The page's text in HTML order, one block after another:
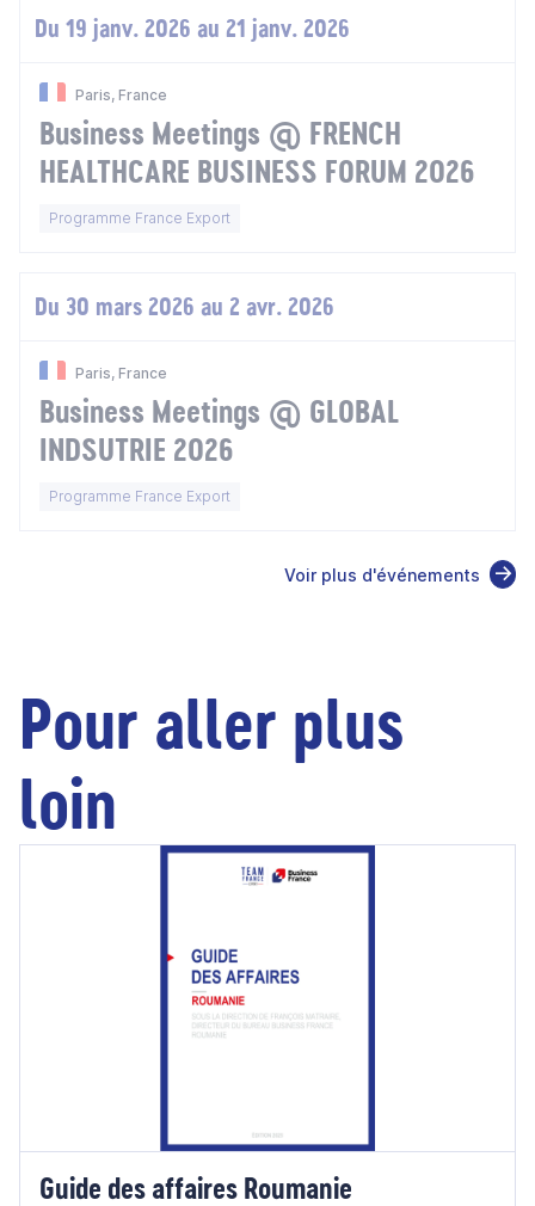
Du 19 janv. 2026 au 21 janv. 2026
Paris, France
Business Meetings @ FRENCH
HEALTHCARE BUSINESS FORUM 2026
Programme France Export
Du 30 mars 2026 au 2 avr. 2026
Paris, France
Business Meetings @ GLOBAL
INDSUTRIE 2026
Programme France Export
Voir plus d'événements
Pour aller plus
loin
Guide des affaires Roumanie